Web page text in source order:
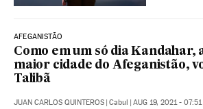
AFEGANISTÃO
Como em um só dia Kandahar,
maior cidade do Afeganistão,
Talibã
JUAN CARLOS QUINTEROS | Cabul | AUG 19, 2021 - 07:51